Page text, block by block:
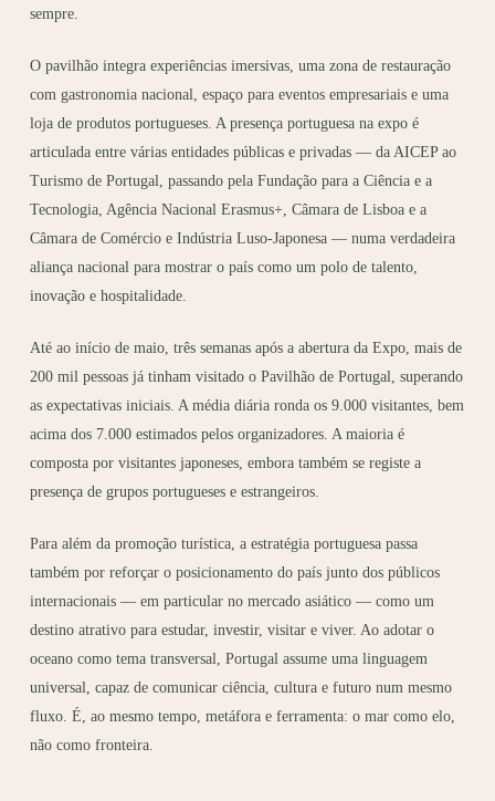
sempre.
O pavilhão integra experiências imersivas, uma zona de restauração
com gastronomia nacional, espaço para eventos empresariais e uma
loja de produtos portugueses. A presença portuguesa na expo é
articulada entre várias entidades públicas e privadas — da AICEP ao
Turismo de Portugal, passando pela Fundação para a Ciência e a
Tecnologia, Agência Nacional Erasmus+, Câmara de Lisboa e a
Câmara de Comércio e Indústria Luso-Japonesa — numa verdadeira
aliança nacional para mostrar o país como um polo de talento,
inovação e hospitalidade.
Até ao início de maio, três semanas após a abertura da Expo, mais de
200 mil pessoas já tinham visitado o Pavilhão de Portugal, superando
as expectativas iniciais. A média diária ronda os 9.000 visitantes, bem
acima dos 7.000 estimados pelos organizadores. A maioria é
composta por visitantes japoneses, embora também se registe a
presença de grupos portugueses e estrangeiros.
Para além da promoção turística, a estratégia portuguesa passa
também por reforçar o posicionamento do país junto dos públicos
internacionais — em particular no mercado asiático — como um
destino atrativo para estudar, investir, visitar e viver. Ao adotar o
oceano como tema transversal, Portugal assume uma linguagem
universal, capaz de comunicar ciência, cultura e futuro num mesmo
fluxo. É, ao mesmo tempo, metáfora e ferramenta: o mar como elo,
não como fronteira.